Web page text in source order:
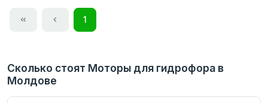
1
Сколько стоят Моторы для гидрофора в
Молдове